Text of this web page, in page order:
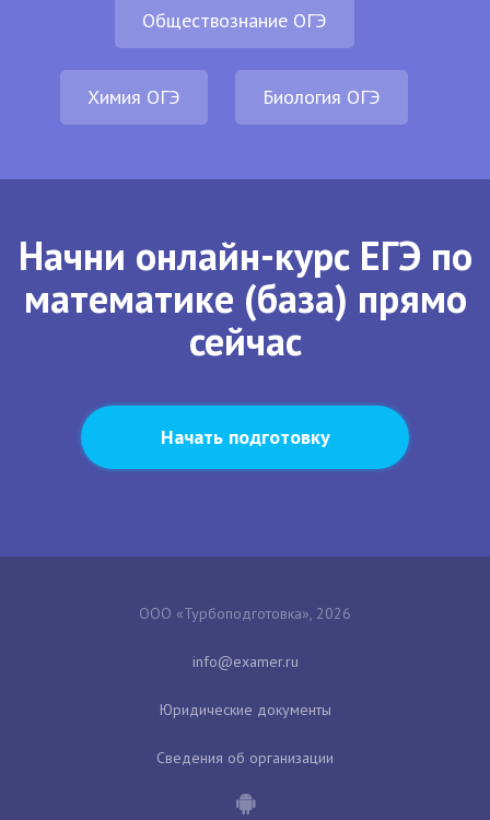
Обществознание ОГЭ
Химия ОГЭ Биология ОГЭ
Начни онлайн-курс ЕГЭ по
математике (база) прямо
сейчас
Начать подготовку
ООО «Турбоподготовка», 2026
Юридические документы
Сведения об организации